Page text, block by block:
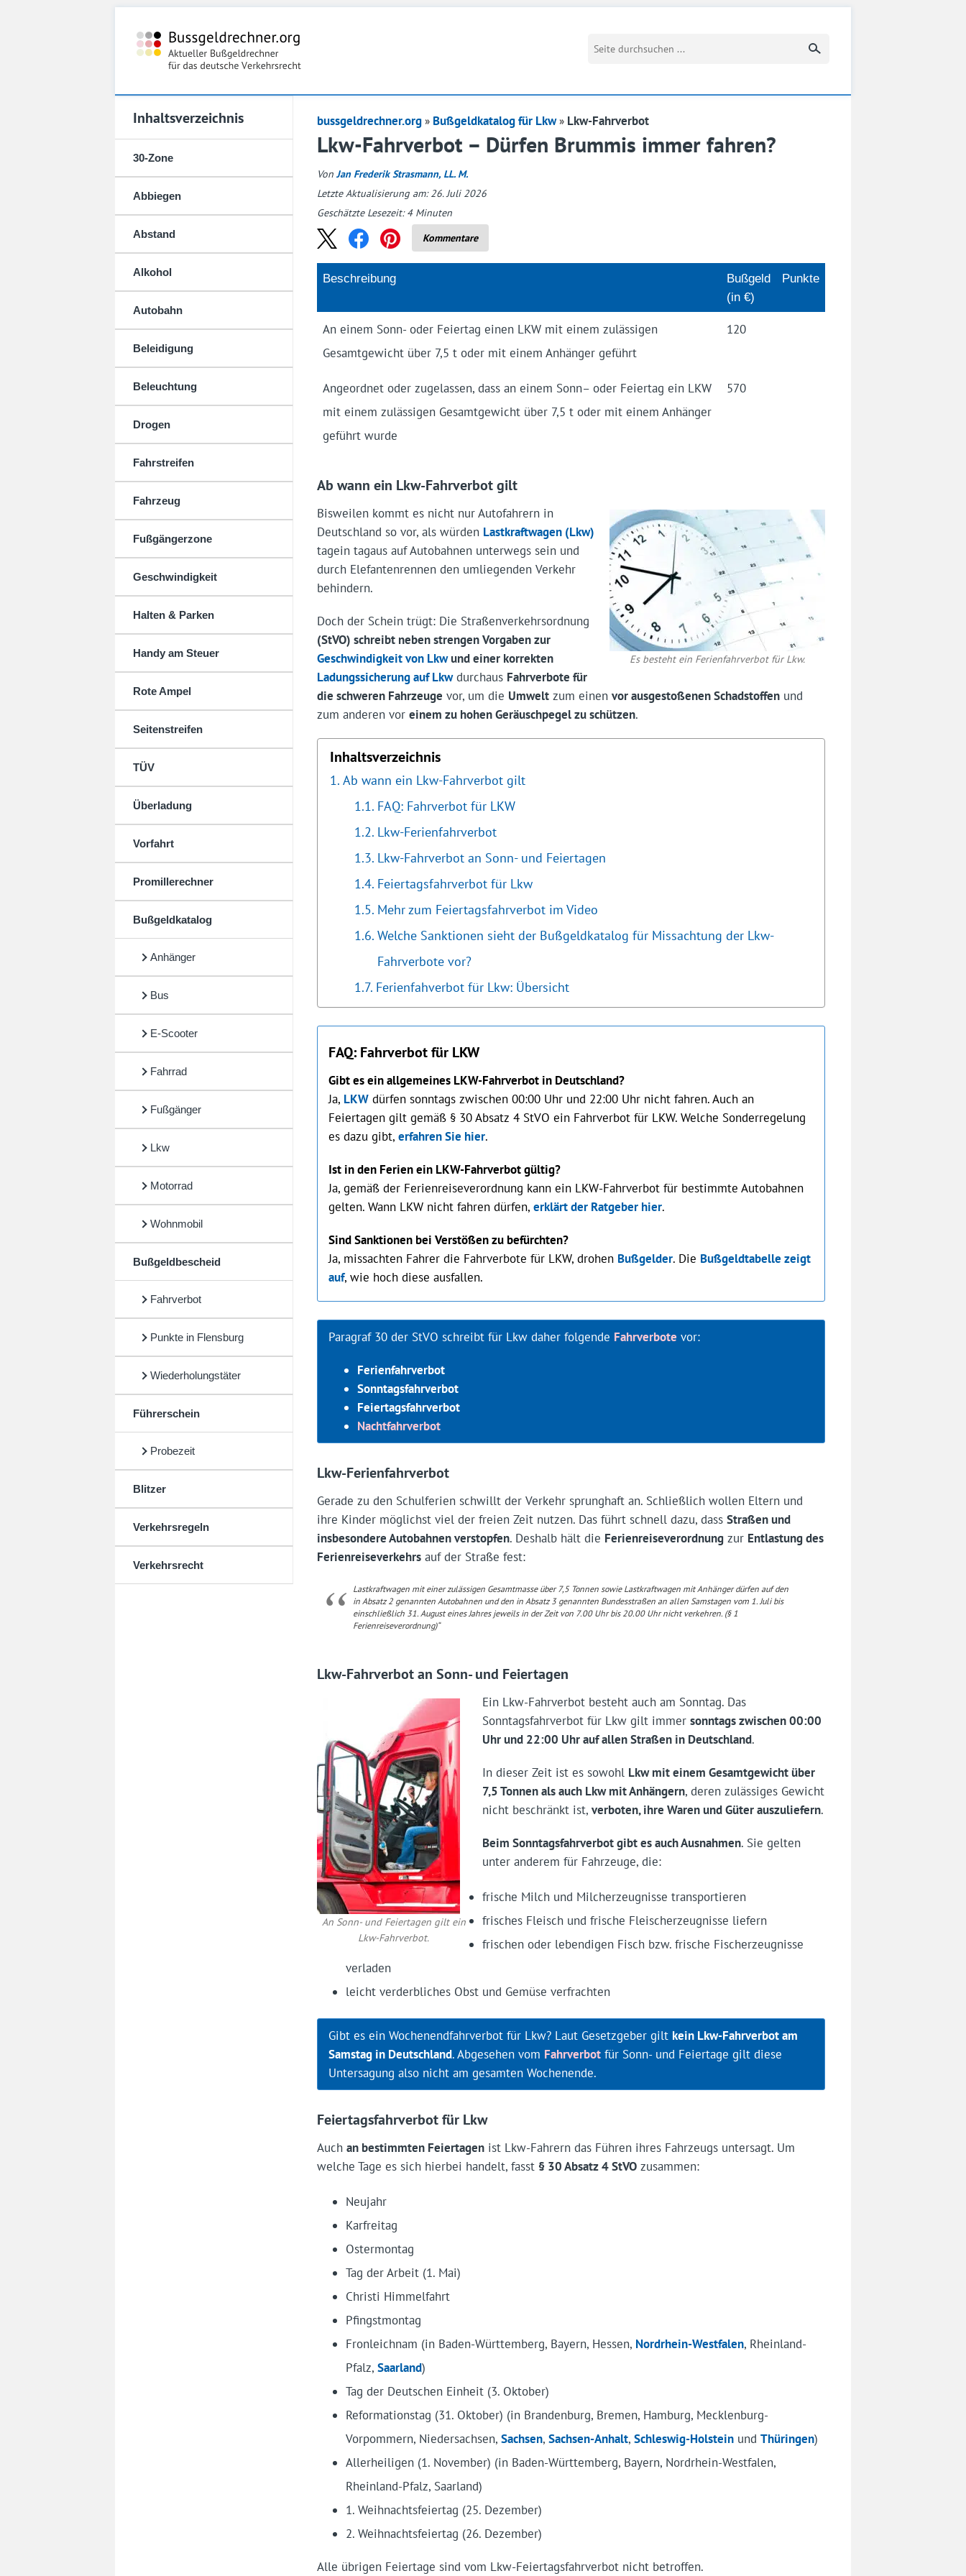
Suchbegriff eingeben
Inhaltsverzeichnis
30-Zone
Abbiegen
Abstand
Alkohol
Autobahn
Beleidigung
Beleuchtung
Drogen
Fahrstreifen
Fahrzeug
Fußgängerzone
Geschwindigkeit
Halten & Parken
Handy am Steuer
Rote Ampel
Seitenstreifen
TÜV
Überladung
Vorfahrt
Promillerechner
Bußgeldkatalog
Anhänger
Bus
E-Scooter
Fahrrad
Fußgänger
Lkw
Motorrad
Wohnmobil
Bußgeldbescheid
Fahrverbot
Punkte in Flensburg
Wiederholungstäter
Führerschein
Probezeit
Blitzer
Verkehrsregeln
Verkehrsrecht
bussgeldrechner.org Bußgeldkatalog für Lkw Lkw-Fahrverbot
Lkw-Fahrverbot – Dürfen Brummis immer fahren?
Von Jan Frederik Strasmann, LL. M.
Letzte Aktualisierung am: 26. Juli 2026
Geschätzte Lesezeit:4 Minuten
Kommentare
Beschreibung
Bußgeld
(in €)
Punkte
An einem Sonn- oder Feiertag einen LKW mit einem zulässigen
Gesamtgewicht über 7,5 t oder mit einem Anhänger geführt
120
Angeordnet oder zugelassen, dass an einem Sonn– oder Feiertag ein LKW
mit einem zulässigen Gesamtgewicht über 7,5 t oder mit einem Anhänger
geführt wurde
570
Ab wann ein Lkw-Fahrverbot gilt
Es besteht ein Ferienfahrverbot für Lkw.
Bisweilen kommt es nicht nur Autofahrern in
Deutschland so vor, als würden Lastkraftwagen (Lkw)
tagein tagaus auf Autobahnen unterwegs sein und
durch Elefantenrennen den umliegenden Verkehr
behindern.
Doch der Schein trügt: Die Straßenverkehrsordnung
(StVO) schreibt neben strengen Vorgaben zur
Geschwindigkeit von Lkwund einer korrekten
Ladungssicherung auf Lkwdurchaus Fahrverbote für
die schweren Fahrzeuge vor, um die Umweltzum einen vor ausgestoßenen Schadstoffenund
zum anderen vor einem zu hohen Geräuschpegel zu schützen.
Inhaltsverzeichnis
Ab wann ein Lkw-Fahrverbot gilt
FAQ: Fahrverbot für LKW
Lkw-Ferienfahrverbot
Lkw-Fahrverbot an Sonn- und Feiertagen
Feiertagsfahrverbot für Lkw
Mehr zum Feiertagsfahrverbot im Video
Welche Sanktionen sieht der Bußgeldkatalog für Missachtung der Lkw-
Fahrverbote vor?
Ferienfahverbot für Lkw: Übersicht
FAQ: Fahrverbot für LKW
Gibt es ein allgemeines LKW-Fahrverbot in Deutschland?
Ja, LKWdürfen sonntags zwischen 00:00 Uhr und 22:00 Uhr nicht fahren. Auch an
Feiertagen gilt gemäß § 30 Absatz 4 StVO ein Fahrverbot für LKW. Welche Sonderregelung
es dazu gibt, erfahren Sie hier.
Ist in den Ferien ein LKW-Fahrverbot gültig?
Ja, gemäß der Ferienreiseverordnung kann ein LKW-Fahrverbot für bestimmte Autobahnen
gelten. Wann LKW nicht fahren dürfen, erklärt der Ratgeber hier.
Sind Sanktionen bei Verstößen zu befürchten?
Ja, missachten Fahrer die Fahrverbote für LKW, drohen Bußgelder. Die Bußgeldtabelle zeigt
auf, wie hoch diese ausfallen.
Paragraf 30 der StVO schreibt für Lkw daher folgende Fahrverbote vor:
Ferienfahrverbot
Sonntagsfahrverbot
Feiertagsfahrverbot
Nachtfahrverbot
Lkw-Ferienfahrverbot
Gerade zu den Schulferien schwillt der Verkehr sprunghaft an. Schließlich wollen Eltern und
ihre Kinder möglichst viel der freien Zeit nutzen. Das führt schnell dazu, dass Straßen und
insbesondere Autobahnen verstopfen. Deshalb hält die Ferienreiseverordnungzur Entlastung des
Ferienreiseverkehrsauf der Straße fest:
Lastkraftwagen mit einer zulässigen Gesamtmasse über 7,5 Tonnen sowie Lastkraftwagen mit Anhänger dürfen auf den
in Absatz 2 genannten Autobahnen und den in Absatz 3 genannten Bundesstraßen an allen Samstagen vom 1. Juli bis
einschließlich 31. August eines Jahres jeweils in der Zeit von 7.00 Uhr bis 20.00 Uhr nicht verkehren. (§ 1
Ferienreiseverordnung)“
Lkw-Fahrverbot an Sonn- und Feiertagen
An Sonn- und Feiertagen gilt ein
Lkw-Fahrverbot.
Ein Lkw-Fahrverbot besteht auch am Sonntag. Das
Sonntagsfahrverbot für Lkw gilt immersonntags zwischen 00:00
Uhr und 22:00 Uhr auf allen Straßen in Deutschland.
In dieser Zeit ist es sowohl Lkw mit einem Gesamtgewicht über
7,5 Tonnen als auch Lkw mit Anhängern, deren zulässiges Gewicht
nicht beschränkt ist,verboten, ihre Waren und Güter auszuliefern.
Beim Sonntagsfahrverbot gibt es auch Ausnahmen. Sie gelten
unter anderem für Fahrzeuge, die:
frische Milch und Milcherzeugnisse transportieren
frisches Fleisch und frische Fleischerzeugnisse liefern
frischen oder lebendigen Fisch bzw. frische Fischerzeugnisse
verladen
leicht verderbliches Obst und Gemüse verfrachten
Gibt es ein Wochenendfahrverbot für Lkw? Laut Gesetzgeber gilt kein Lkw-Fahrverbot am
Samstag in Deutschland. Abgesehen vom Fahrverbotfür Sonn- und Feiertage gilt diese
Untersagung also nicht am gesamten Wochenende.
Feiertagsfahrverbot für Lkw
Auch an bestimmten Feiertagenist Lkw-Fahrern das Führen ihres Fahrzeugs untersagt. Um
welche Tage es sich hierbei handelt, fasst § 30 Absatz 4 StVOzusammen:
Neujahr
Karfreitag
Ostermontag
Tag der Arbeit (1. Mai)
Christi Himmelfahrt
Pfingstmontag
Fronleichnam (in Baden-Württemberg, Bayern, Hessen, Nordrhein-Westfalen, Rheinland-
Pfalz, Saarland)
Tag der Deutschen Einheit (3. Oktober)
Reformationstag (31. Oktober) (in Brandenburg, Bremen, Hamburg, Mecklenburg-
Vorpommern, Niedersachsen, Sachsen, Sachsen-Anhalt, Schleswig-Holsteinund Thüringen)
Allerheiligen (1. November) (in Baden-Württemberg, Bayern, Nordrhein-Westfalen,
Rheinland-Pfalz, Saarland)
1. Weihnachtsfeiertag (25. Dezember)
2. Weihnachtsfeiertag (26. Dezember)
Alle übrigen Feiertage sind vom Lkw-Feiertagsfahrverbot nicht betroffen.